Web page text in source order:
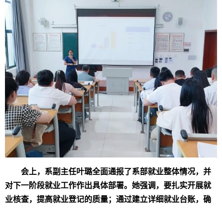
会上，系副主任叶璐全面通报了系部就业整体情况， 并
对下一阶段就业工作作出具体部署。她强调，要扎实开展就
业核查， 提高就业登记的质量； 通过建立详细就业台账，确